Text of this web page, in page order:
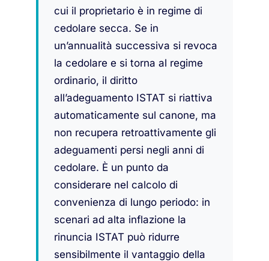
cui il proprietario è in regime di
cedolare secca. Se in
un’annualità successiva si revoca
la cedolare e si torna al regime
ordinario, il diritto
all’adeguamento ISTAT si riattiva
automaticamente sul canone, ma
non recupera retroattivamente gli
adeguamenti persi negli anni di
cedolare. È un punto da
considerare nel calcolo di
convenienza di lungo periodo: in
scenari ad alta inflazione la
rinuncia ISTAT può ridurre
sensibilmente il vantaggio della